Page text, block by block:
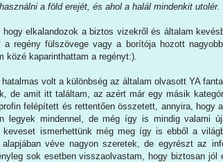
a föld erejét, és ahol a halál mindenkit utolér.
elkalandozok a biztos vizekről és általam
regény fülszövege vagy a borítója hozott
közé kaparinthattam a regényt:).
volt a különbség az általam olvasott YA
de amit itt találtam, az azért már egy másik
felépített és rettentően összetett, annyira, hogy
legyek mindennel, de még így is mindig valami
keveset ismerhettünk még meg így is ebből a
véve nagyon szeretek, de egyrészt az
sok esetben visszaolvastam, hogy biztosan jól